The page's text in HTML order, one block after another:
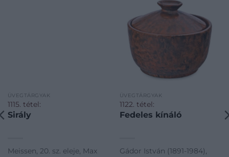
ÜVEGTÁRGYAK
1115. tétel:
Sirály
Meissen, 20. sz. eleje, Max
ÜVEGTÁRGYAK
1122. tétel:
Fedeles kínáló
Gádor István (1891-1984),